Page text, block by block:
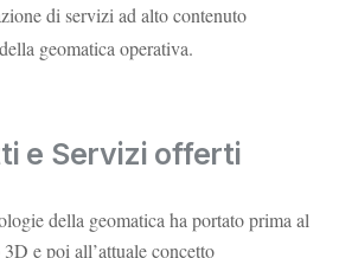
di servizi ad alto contenuto
geomatica operativa.
e Servizi offerti
della geomatica ha portato prima al
e poi all’attuale concetto